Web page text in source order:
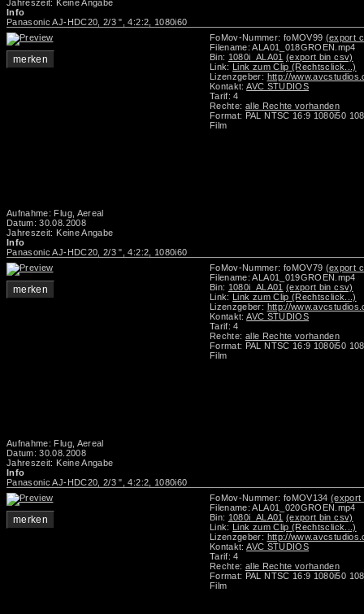
Jahreszeit: Keine Angabe
Info
Panasonic AJ-HDC20, 2/3 ", 4:2:2, 1080i60
merken
FoMov-Nummer: foMOV99 (export
Filename: ALA01_018GROEN.mp4
Bin: 1080i_ALA01 (export bin csv)
Link: Link zum Clip (Rechtsclick...)
Lizenzgeber: http://
Kontakt:AVC STUDIOS
Tarif: 4
Rechte: alle Rechte vorhanden
Format: PAL NTSC 16:9 1080i50
Film
Aufnahme: Flug, Aereal
Datum: 30.08.2008
Jahreszeit: Keine Angabe
Info
Panasonic AJ-HDC20, 2/3 ", 4:2:2, 1080i60
merken
FoMov-Nummer: foMOV79 (export
Filename: ALA01_019GROEN.mp4
Bin: 1080i_ALA01 (export bin csv)
Link: Link zum Clip (Rechtsclick...)
Lizenzgeber: http://
Kontakt:AVC STUDIOS
Tarif: 4
Rechte: alle Rechte vorhanden
Format: PAL NTSC 16:9 1080i50
Film
Aufnahme: Flug, Aereal
Datum: 30.08.2008
Jahreszeit: Keine Angabe
Info
Panasonic AJ-HDC20, 2/3 ", 4:2:2, 1080i60
merken
FoMov-Nummer: foMOV134(export
Filename: ALA01_020GROEN.mp4
Bin: 1080i_ALA01 (export bin csv)
Link: Link zum Clip (Rechtsclick...)
Lizenzgeber: http://
Kontakt:AVC STUDIOS
Tarif: 4
Rechte: alle Rechte vorhanden
Format: PAL NTSC 16:9 1080i50
Film